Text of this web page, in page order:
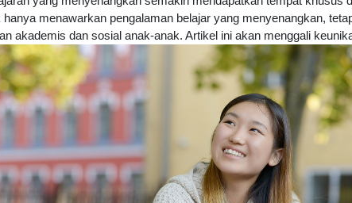
menawarkan pengalaman belajar yang menyenangkan,
akademis dan sosial anak-anak. Artikel ini akan menggali